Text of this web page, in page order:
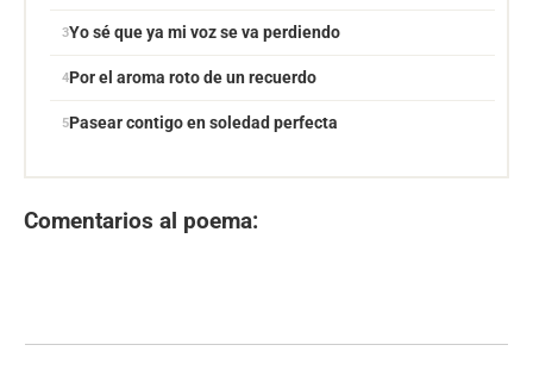
Yo sé que ya mi voz se va perdiendo
Por el aroma roto de un recuerdo
Pasear contigo en soledad perfecta
Comentarios al poema: